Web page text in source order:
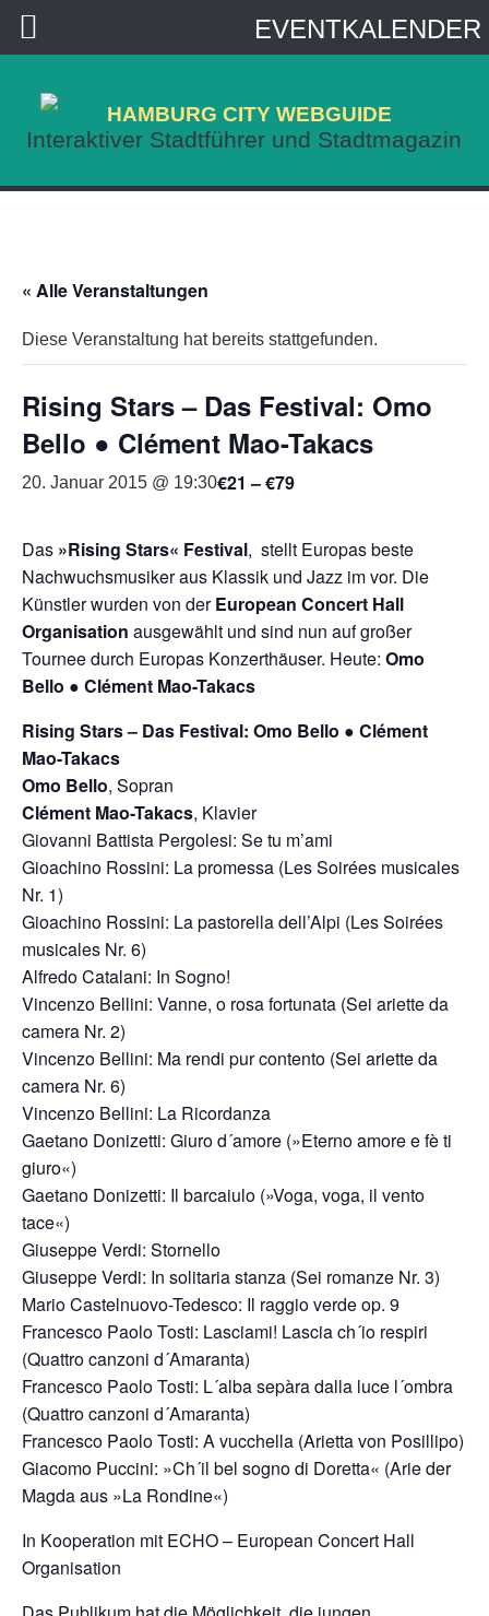
HAMBURG CITY WEBGUIDE
Interaktiver Stadtführer und Stadtmagazin
« Alle Veranstaltungen
Diese Veranstaltung hat bereits stattgefunden.
Rising Stars – Das Festival: Omo
Bello ● Clément Mao-Takacs
20. Januar 2015 @ 19:30€21 – €79
Das »Rising Stars« Festival, stellt Europas beste
Nachwuchsmusiker aus Klassik und Jazz im vor. Die
Künstler wurden von derEuropean Concert Hall
Organisation ausgewählt und sind nun auf großer
Tournee durch Europas Konzerthäuser. Heute: Omo
Bello ● Clément Mao-Takacs
Rising Stars – Das Festival: Omo Bello ● Clément
Mao-Takacs
Omo Bello, Sopran
Clément Mao-Takacs, Klavier
Giovanni Battista Pergolesi: Se tu m’ami
Gioachino Rossini: La promessa (Les Soirées musicales
Nr. 1)
Gioachino Rossini: La pastorella dell’Alpi (Les Soirées
musicales Nr. 6)
Alfredo Catalani: In Sogno!
Vincenzo Bellini: Vanne, o rosa fortunata (Sei ariette da
camera Nr. 2)
Vincenzo Bellini: Ma rendi pur contento (Sei ariette da
camera Nr. 6)
Vincenzo Bellini: La Ricordanza
Gaetano Donizetti: Giuro d´amore (»Eterno amore e fè ti
giuro«)
Gaetano Donizetti: Il barcaiulo (»Voga, voga, il vento
tace«)
Giuseppe Verdi: Stornello
Giuseppe Verdi: In solitaria stanza (Sei romanze Nr. 3)
Mario Castelnuovo-Tedesco: Il raggio verde op. 9
Francesco Paolo Tosti: Lasciami! Lascia ch´io respiri
(Quattro canzoni d´Amaranta)
Francesco Paolo Tosti: L´alba sepàra dalla luce l´ombra
(Quattro canzoni d´Amaranta)
Francesco Paolo Tosti: A vucchella (Arietta von Posillipo)
Giacomo Puccini: »Ch´il bel sogno di Doretta« (Arie der
Magda aus »La Rondine«)
In Kooperation mit ECHO – European Concert Hall
Organisation
EVENTKALENDER